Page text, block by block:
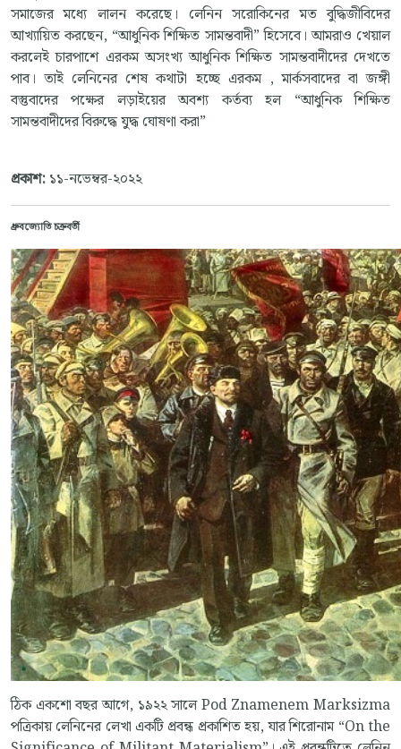
সমাজের মধ্যে লালন করেছে। লেনিন সরোকিনের মত বুদ্ধিজীবিদের
আখ্যায়িত করছেন, “আধুনিক শিক্ষিত সামন্তবাদী” হিসেবে। আমরাও খেয়াল
করলেই চারপাশে এরকম অসংখ্য আধুনিক শিক্ষিত সামন্তবাদীদের দেখতে
পাব। তাই লেনিনের শেষ কথাটা হচ্ছে এরকম , মার্কসবাদের বা জঙ্গী
বস্তুবাদের পক্ষের লড়াইয়ের অবশ্য কর্তব্য হল “আধুনিক শিক্ষিত
সামন্তবাদীদের বিরুদ্ধে যুদ্ধ ঘোষণা করা”
প্রকাশ: ১১-নভেম্বর-২০২২
ধ্রুবজ্যোতি চক্রবর্তী
ঠিক একশো বছর আগে, ১৯২২ সালে Pod Znamenem Marksizma
পত্রিকায় লেনিনের লেখা একটি প্রবন্ধ প্রকাশিত হয়, যার শিরোনাম “On the